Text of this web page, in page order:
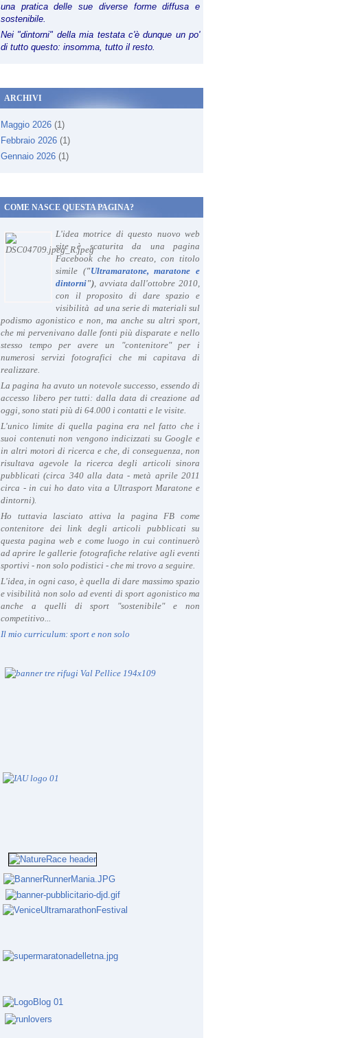
una pratica delle sue diverse forme diffusa e
sostenibile.
Nei "dintorni" della mia testata c'è dunque un po'
di tutto questo: insomma, tutto il resto.
ARCHIVI
Maggio 2026 (1)
Febbraio 2026 (1)
Gennaio 2026 (1)
COME NASCE QUESTA PAGINA?
L'idea motrice di questo nuovo web
site è scaturita da una pagina
Facebook che ho creato, con titolo
simile ("Ultramaratone, maratone e
dintorni"), avviata dall'ottobre 2010,
con il proposito di dare spazio e
visibilità ad una serie di materiali sul
podismo agonistico e non, ma anche su altri sport,
che mi pervenivano dalle fonti più disparate e nello
stesso tempo per avere un "contenitore" per i
numerosi servizi fotografici che mi capitava di
realizzare.
La pagina ha avuto un notevole successo, essendo di
accesso libero per tutti: dalla data di creazione ad
oggi, sono stati più di 64.000 i contatti e le visite.
L'unico limite di quella pagina era nel fatto che i
suoi contenuti non vengono indicizzati su Google e
in altri motori di ricerca e che, di conseguenza, non
risultava agevole la ricerca degli articoli sinora
pubblicati (circa 340 alla data - metà aprile 2011
circa - in cui ho dato vita a Ultrasport Maratone e
dintorni).
Ho tuttavia lasciato attiva la pagina FB come
contenitore dei link degli articoli pubblicati su
questa pagina web e come luogo in cui continuerò
ad aprire le gallerie fotografiche relative agli eventi
sportivi - non solo podistici - che mi trovo a seguire.
L'idea, in ogni caso, è quella di dare massimo spazio
e visibilità non solo ad eventi di sport agonistico ma
anche a quelli di sport "sostenibile" e non
competitivo...
Il mio curriculum: sport e non solo